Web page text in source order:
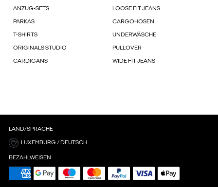
ANZUG-SETS LOOSE FIT JEANS
PARKAS CARGOHOSEN
T-SHIRTS UNDERWÄSCHE
ORIGINALS STUDIO PULLOVER
CARDIGANS WIDE FIT JEANS
LAND/SPRACHE
LUXEMBURG / DEUTSCH
BEZAHLWEISEN